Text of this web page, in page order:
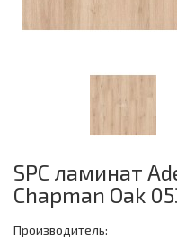
SPC ламинат
Chapman Oak
Производитель: